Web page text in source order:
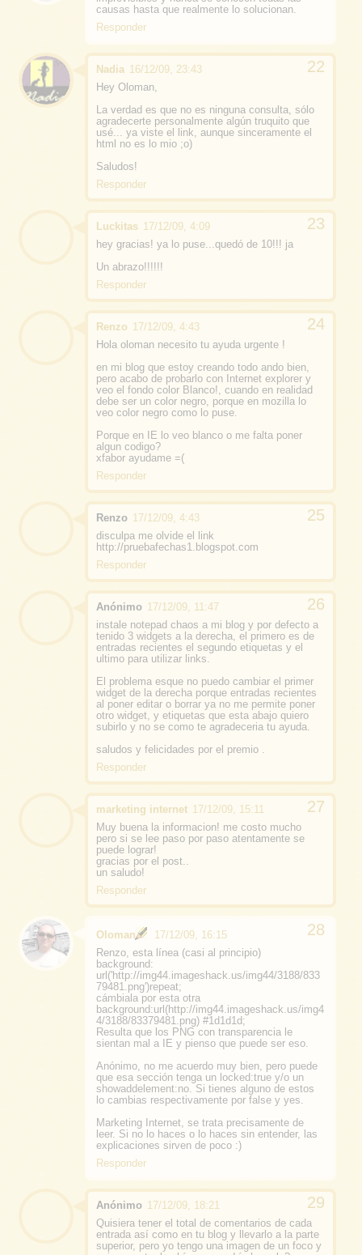
causas hasta que realmente lo solucionan.
Responder
Nadia 16/12/09, 23:43
Hey Oloman,
La verdad es que no es ninguna consulta, sólo
agradecerte personalmente algún truquito que
usé... ya viste el link, aunque sinceramente el
html no es lo mio ;o)
Saludos!
Responder
Luckitas 17/12/09, 4:09
hey gracias! ya lo puse...quedó de 10!!! ja
Un abrazo!!!!!!
Responder
Renzo 17/12/09, 4:43
Hola oloman necesito tu ayuda urgente !
en mi blog que estoy creando todo ando bien,
pero acabo de probarlo con Internet explorer y
veo el fondo color Blanco!, cuando en realidad
debe ser un color negro, porque en mozilla lo
veo color negro como lo puse.
Porque en IE lo veo blanco o me falta poner
algun codigo?
xfabor ayudame =(
Responder
Renzo 17/12/09, 4:43
disculpa me olvide el link
http://pruebafechas1.blogspot.com
Responder
Anónimo 17/12/09, 11:47
instale notepad chaos a mi blog y por defecto a
tenido 3 widgets a la derecha, el primero es de
entradas recientes el segundo etiquetas y el
ultimo para utilizar links.
El problema esque no puedo cambiar el primer
widget de la derecha porque entradas recientes
al poner editar o borrar ya no me permite poner
otro widget, y etiquetas que esta abajo quiero
subirlo y no se como te agradeceria tu ayuda.
saludos y felicidades por el premio .
Responder
marketing internet 17/12/09, 15:11
Muy buena la informacion! me costo mucho
pero si se lee paso por paso atentamente se
puede lograr!
gracias por el post..
un saludo!
Responder
Oloman
17/12/09, 16:15
Renzo, esta línea (casi al principio)
background:
url('http://img44.imageshack.us/img44/3188/833
79481.png')repeat;
cámbiala por esta otra
background:url(http://img44.imageshack.us/img4
4/3188/83379481.png) #1d1d1d;
Resulta que los PNG con transparencia le
sientan mal a IE y pienso que puede ser eso.
Anónimo, no me acuerdo muy bien, pero puede
que esa sección tenga un locked:true y/o un
showaddelement:no. Si tienes alguno de estos
lo cambias respectivamente por false y yes.
Marketing Internet, se trata precisamente de
leer. Si no lo haces o lo haces sin entender, las
explicaciones sirven de poco :)
Responder
Anónimo 17/12/09, 18:21
Quisiera tener el total de comentarios de cada
entrada así como en tu blog y llevarlo a la parte
superior, pero yo tengo una imagen de un foco y